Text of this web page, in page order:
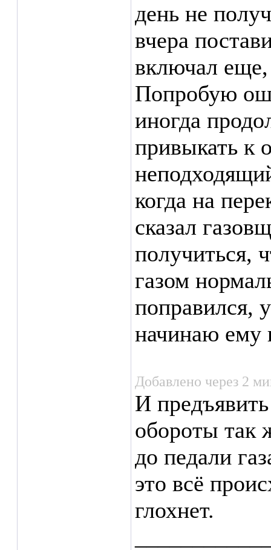
день не
вчера
включал еще,
Попробую
иногда
привыкать к
когда на
сказал
получиться,
газом
поправился,
начинаю ему
Добавлено через 2
И
обороты так
до педали
это всё
глохнет.